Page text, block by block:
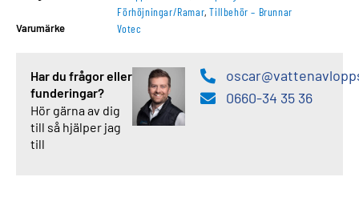
Förhöjningar/Ramar,Tillbehör – Brunnar
Varumärke Votec
Har du frågor eller
funderingar?
Hör gärna av dig
till så hjälper jag
till
0660-34 35 36